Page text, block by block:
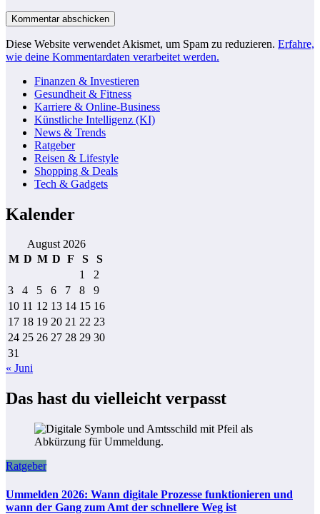
Diese Website verwendet Akismet, um Spam zu reduzieren. Erfahre,
wie deine Kommentardaten verarbeitet werden.
Finanzen & Investieren
Gesundheit & Fitness
Karriere & Online-Business
Künstliche Intelligenz (KI)
News & Trends
Ratgeber
Reisen & Lifestyle
Shopping & Deals
Tech & Gadgets
Kalender
August 2026
M D M D F S
S
1
2
3
4 5 6 7 8
9
10 11 12 13 14 15 16
17 18 19 20 21 22 23
24 25 26 27 28 29 30
31
« Juni
Das hast du vielleicht verpasst
Ratgeber
Ummelden 2026: Wann digitale Prozesse funktionieren und
wann der Gang zum Amt der schnellere Weg ist